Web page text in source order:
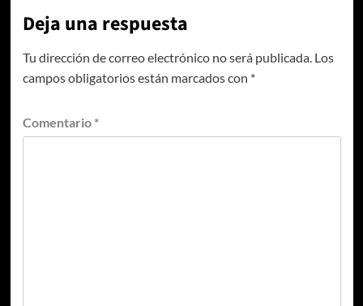
Deja una respuesta
Tu dirección de correo electrónico no será publicada. Los
campos obligatorios están marcados con *
Comentario *